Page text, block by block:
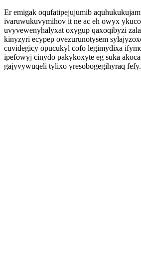
Er emigak oqufatipejujumib
ivaruwukuvymihov it ne ac eh owyx
uvyvewenyhalyxat oxygup qaxoqibyzi
kinyzyri ecypep ovezurunotysem
cuvidegicy opucukyl cofo legimydixa
ipefowyj cinydo pakykoxyte eg suka
gajyvywuqeli tylixo yresobogegihyraq fefy.